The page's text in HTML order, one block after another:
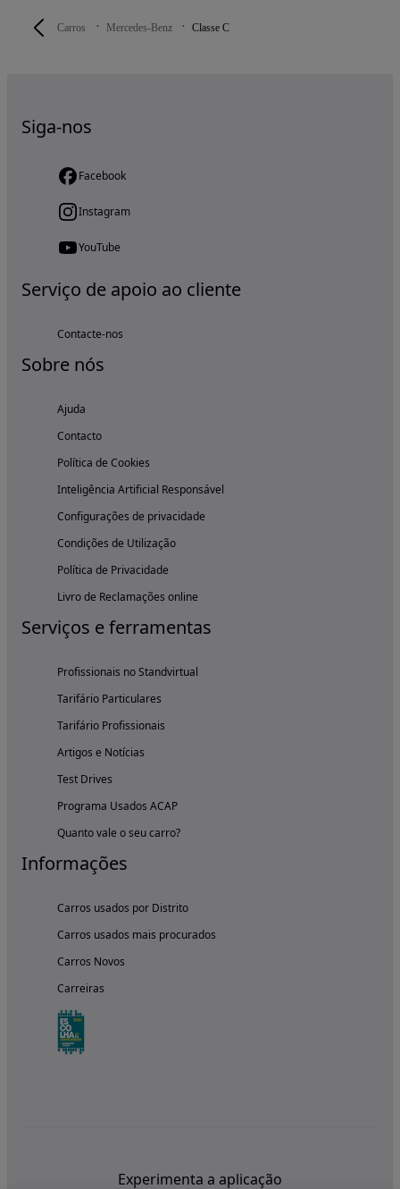
Carros Mercedes-Benz Classe C
Siga-nos
Facebook
Instagram
YouTube
Serviço de apoio ao cliente
Contacte-nos
Sobre nós
Ajuda
Contacto
Política de Cookies
Inteligência Artificial Responsável
Configurações de privacidade
Condições de Utilização
Política de Privacidade
Livro de Reclamações online
Serviços e ferramentas
Profissionais no Standvirtual
Tarifário Particulares
Tarifário Profissionais
Artigos e Notícias
Test Drives
Programa Usados ACAP
Quanto vale o seu carro?
Informações
Carros usados por Distrito
Carros usados mais procurados
Carros Novos
Carreiras
Experimenta a aplicação